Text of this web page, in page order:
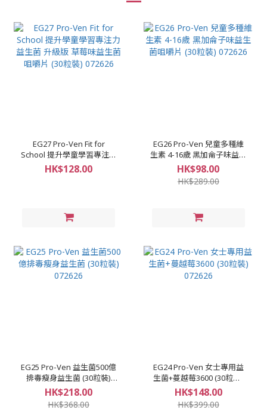
EG27 Pro-Ven Fit for
School 提升學童學習專注力
益生菌 升級版 草莓味益生菌
咀嚼片 (30粒裝) 072626
HK$128.00
EG26 Pro-Ven 兒童多種維
生素 4-16歲 黑加侖子味益生
菌咀嚼片 (30粒裝) 072626
HK$98.00
HK$289.00
EG25 Pro-Ven 益生菌500億
排毒瘦身益生菌 (30粒裝)
072626
HK$218.00
HK$368.00
EG24 Pro-Ven 女士專用益
生菌+蔓越莓3600 (30粒裝)
072626
HK$148.00
HK$399.00